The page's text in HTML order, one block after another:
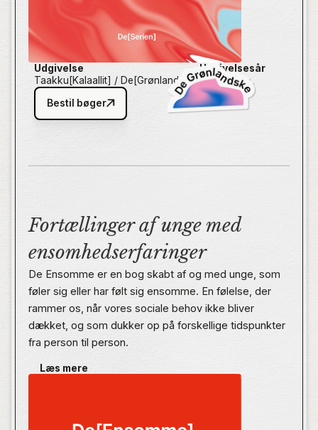
Udgivelse
Taakku[Kalaallit] / De[Grønlandske]
Udgivelsesår
2025
Bestil bøger
Fortællinger af unge med
ensomhedserfaringer
De Ensomme er en bog skabt af og med unge, som
føler sig eller har følt sig ensomme. En følelse, der
rammer os, når vores sociale behov ikke bliver
dækket, og som dukker op på forskellige tidspunkter
fra person til person.
I Danmark er der mange unge, der føler sig langvarigt
der går på tværs af aldersgrupper i ungdommen.
Læs mere